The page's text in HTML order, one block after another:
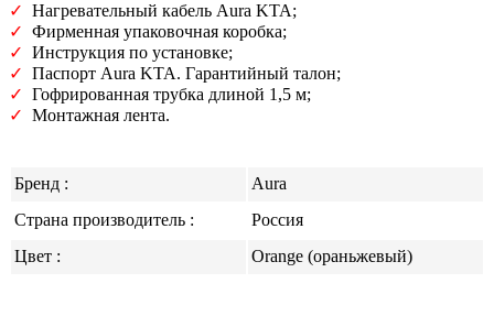
✓ Нагревательный кабель Aura KTA;
✓ Фирменная упаковочная коробка;
✓ Инструкция по установке;
✓ Паспорт Aura KTA. Гарантийный талон;
✓ Гофрированная трубка длиной 1,5 м;
✓ Монтажная лента.
Бренд :
Aura
Страна производитель :
Россия
Цвет :
Оrange (ораньжевый)